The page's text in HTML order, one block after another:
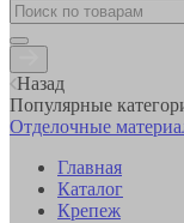
Назад
Популярные
Отделочные
Главная
Каталог
Крепеж